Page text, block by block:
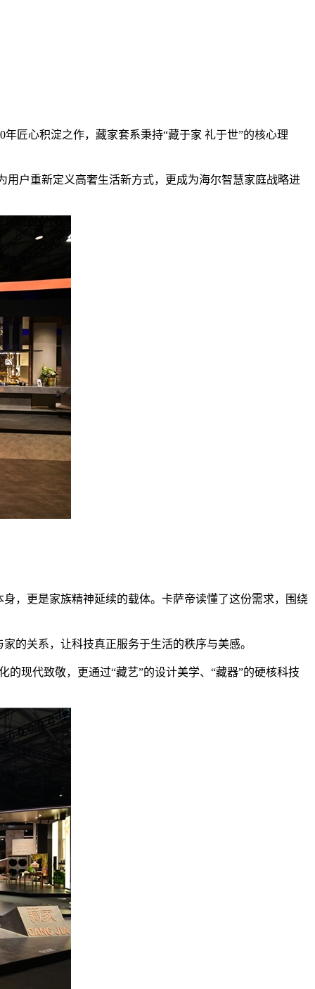
匠心积淀之作，藏家套系秉持“藏于家 礼于世”的核心理
用户重新定义高奢生活新方式，更成为海尔智慧家庭战略进
，更是家族精神延续的载体。卡萨帝读懂了这份需求，围绕
的关系，让科技真正服务于生活的秩序与美感。
现代致敬，更通过“藏艺”的设计美学、“藏器”的硬核科技